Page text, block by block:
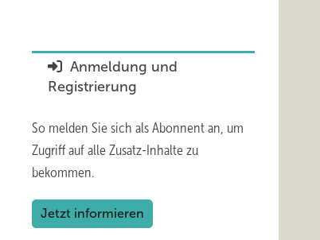
Anmeldung und
Registrierung
So melden Sie sich als Abonnent an, um
Zugriff auf alle Zusatz-Inhalte zu
bekommen.
Jetzt informieren